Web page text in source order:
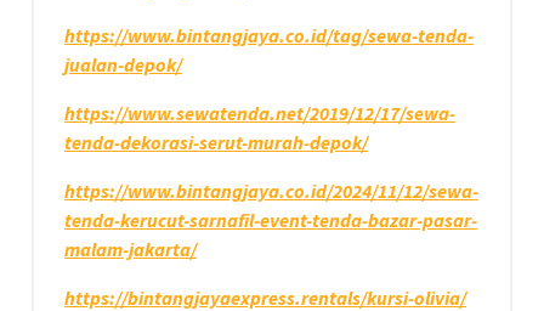
https://www.bintangjaya.co.id/tag/sewa-tenda-
jualan-depok/
https://www.sewatenda.net/2019/12/17/sewa-
tenda-dekorasi-serut-murah-depok/
https://www.bintangjaya.co.id/2024/11/12/sewa-
tenda-kerucut-sarnafil-event-tenda-bazar-pasar-
malam-jakarta/
https://bintangjayaexpress.rentals/kursi-olivia/